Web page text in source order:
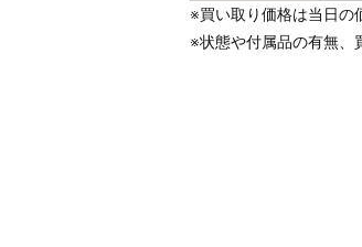
※買い取り価格は当日の
※状態や付属品の有無、